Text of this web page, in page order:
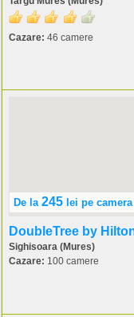
Cazare: 46 camere
De la 245 lei pe camera
DoubleTree by
Sighisoara (Mures)
Cazare: 100 camere